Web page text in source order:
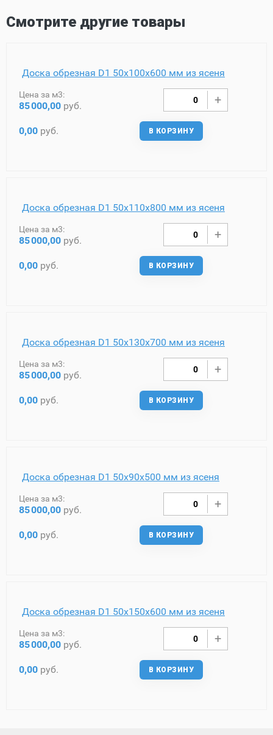
Смотрите другие товары
Доска обрезная D1 50х100х600 мм из ясеня
Цена за м3:
85000,00 руб.
0,00 руб. В КОРЗИНУ
Доска обрезная D1 50х110х800 мм из ясеня
Цена за м3:
85000,00 руб.
0,00 руб. В КОРЗИНУ
Доска обрезная D1 50х130х700 мм из ясеня
Цена за м3:
85000,00 руб.
0,00 руб. В КОРЗИНУ
Доска обрезная D1 50х90х500 мм из ясеня
Цена за м3:
85000,00 руб.
0,00 руб. В КОРЗИНУ
Доска обрезная D1 50х150х600 мм из ясеня
Цена за м3:
85000,00 руб.
0,00 руб. В КОРЗИНУ